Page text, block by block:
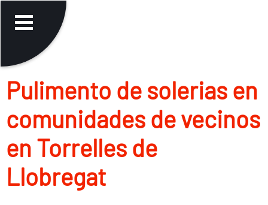
Pulimento de solerias en
comunidades de vecinos
en Torrelles de
Llobregat